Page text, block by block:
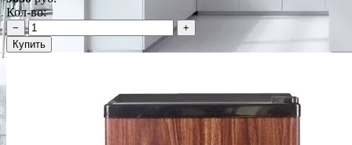
Кол-во:
−
+
Купить